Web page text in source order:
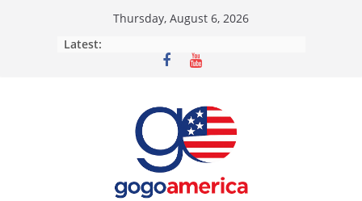
Thursday, August 6, 2026
Latest: